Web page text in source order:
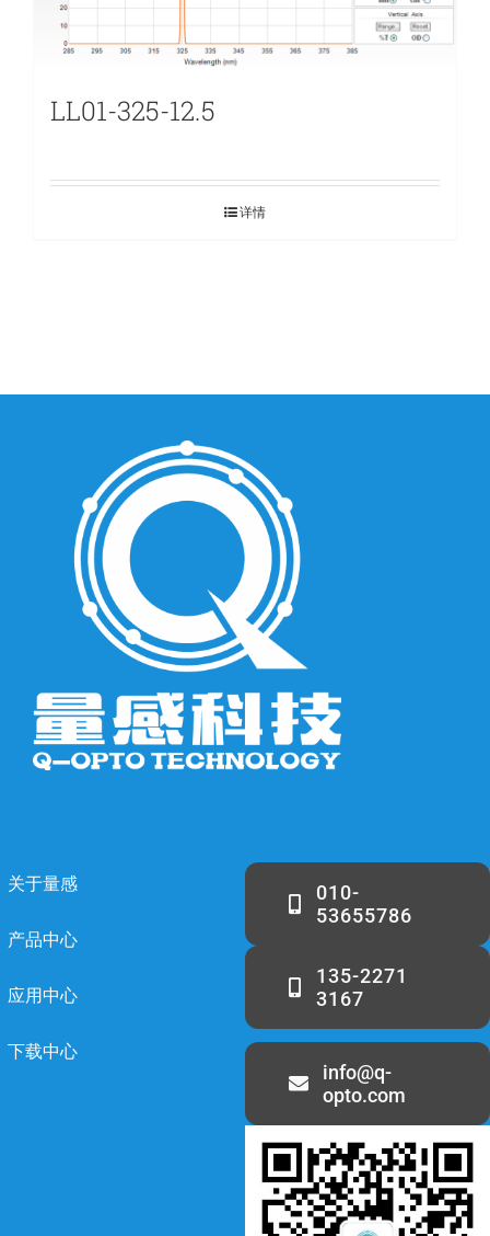
LL01-325-12.5
详情
关于量感
产品中心
应用中心
下载中心
010-
53655786
135-2271
3167
info@q-
opto.com